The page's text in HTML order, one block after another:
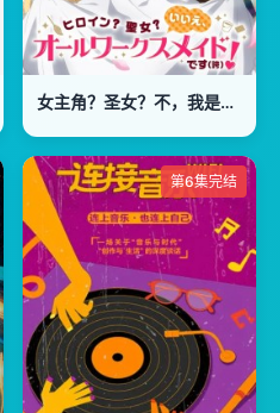
女主角？圣女？不，我是杂役女仆(自豪)！
第6集完结